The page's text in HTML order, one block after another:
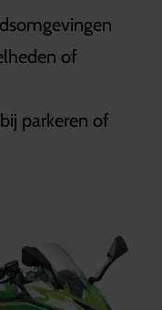
of
parkeren of